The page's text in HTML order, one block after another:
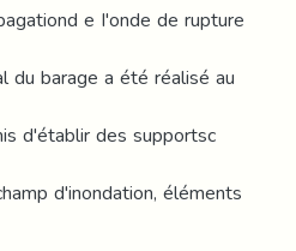
e I'onde de rupture
du barage a été réalisé au
d'établir des supportsc
d'inondation, éléments